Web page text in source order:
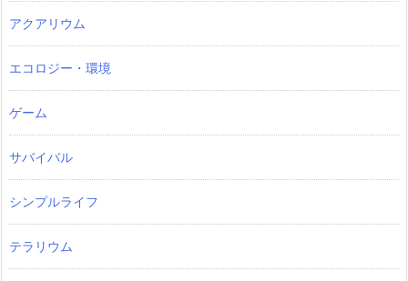
アクアリウム
エコロジー・環境
ゲーム
サバイバル
シンプルライフ
テラリウム